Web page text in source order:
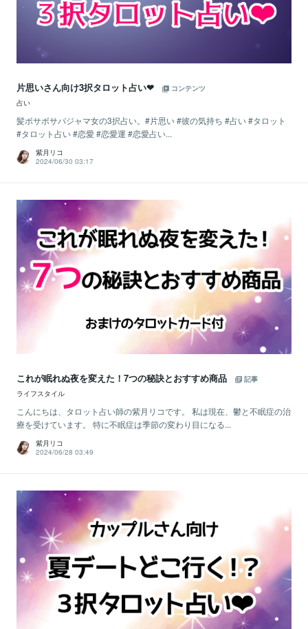
片思いさん向け3択タロット占い❤
コンテンツ
占い
髪ボサボサパジャマ女の3択占い。#片思い #彼の気持ち #占い #タロット
#タロット占い #恋愛 #恋愛運 #恋愛占い...
紫月リコ
2024/06/30 03:17
これが眠れぬ夜を変えた！7つの秘訣とおすすめ商品
記事
ライフスタイル
こんにちは、タロット占い師の紫月リコです。 私は現在、鬱と不眠症の治
療を受けています。 特に不眠症は季節の変わり目になる...
紫月リコ
2024/06/28 03:49